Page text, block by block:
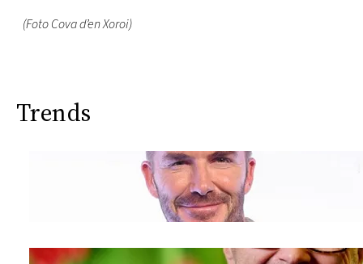
(Foto Cova d’en Xoroi)
Trends